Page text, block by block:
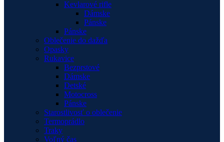
Kevlarové rifle
Dámske
Pánske
Pánske
Oblečenie do dažďa
Opasky
Rukavice
Bezprstové
Dámske
Detské
Motocross
Pánske
Starostlivosť o oblečenie
Termoprádlo
Traky
Voľný čas